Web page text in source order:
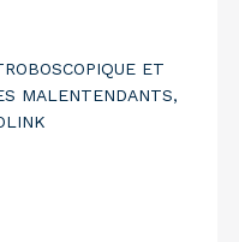
ET
MALENTENDANTS,